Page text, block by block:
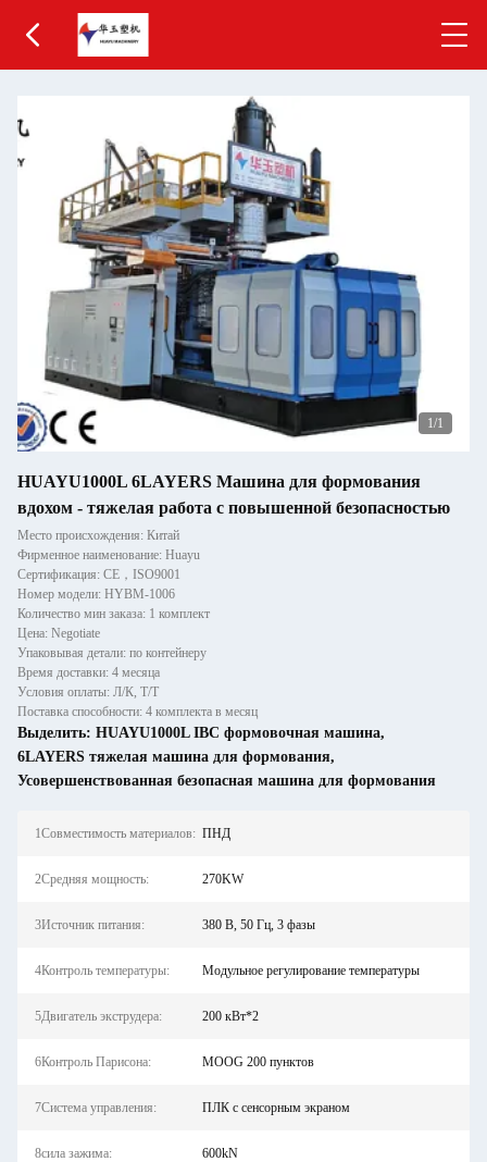
1/1
HUAYU1000L 6LAYERS Машина для формования
вдохом - тяжелая работа с повышенной безопасностью
Место происхождения: Китай
Фирменное наименование: Huayu
Сертификация: CE，ISO9001
Номер модели: HYBM-1006
Количество мин заказа: 1 комплект
Цена: Negotiate
Упаковывая детали: по контейнеру
Время доставки: 4 месяца
Условия оплаты: Л/К, Т/Т
Поставка способности: 4 комплекта в месяц
Выделить: HUAYU1000L IBC формовочная машина,
6LAYERS тяжелая машина для формования,
Усовершенствованная безопасная машина для формования
1Совместимость материалов: ПНД
2Средняя мощность: 270KW
3Источник питания: 380 В, 50 Гц, 3 фазы
4Контроль температуры: Модульное регулирование температуры
5Двигатель экструдера: 200 кВт*2
6Контроль Парисона: MOOG 200 пунктов
7Система управления: ПЛК с сенсорным экраном
8сила зажима: 600kN